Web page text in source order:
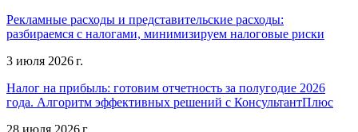
Рекламные расходы и представительские расходы:
разбираемся с налогами, минимизируем налоговые риски
3 июля 2026 г.
Налог на прибыль: готовим отчетность за полугодие 2026
года. Алгоритм эффективных решений с КонсультантПлюс
28 июля 2026 г.